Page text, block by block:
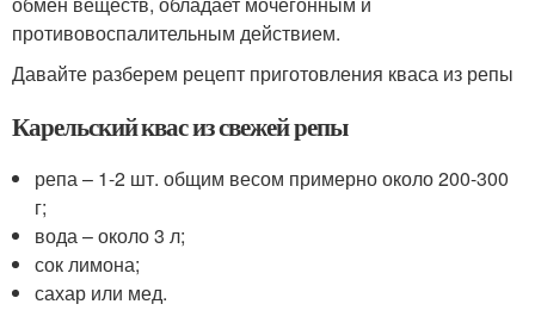
противовоспалительным действием.
Давайте разберем рецепт приготовления кваса из репы
Карельский квас из свежей репы
репа – 1-2 шт. общим весом примерно около 200-300
г;
вода – около 3 л;
сок лимона;
сахар или мед.